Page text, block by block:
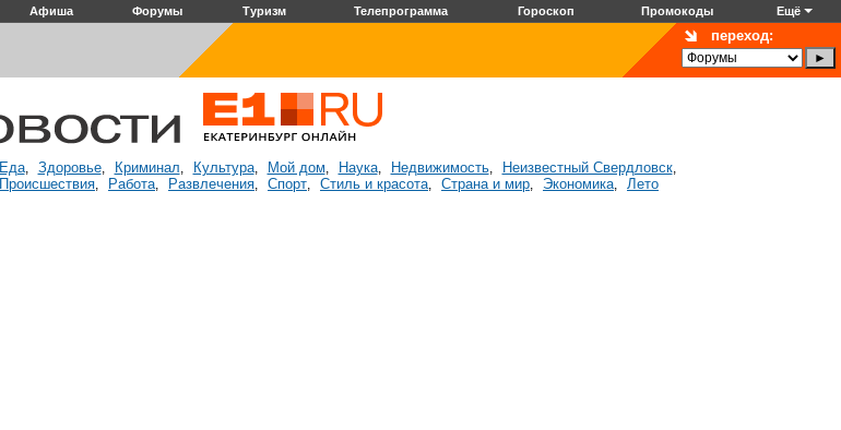
Афиша Форумы Туризм Телепрограмма Гороскоп Промокоды Ещё
переход:
Еда, Здоровье, Криминал, Культура, Мой дом, Наука, Недвижимость, Неизвестный Свердловск,
Происшествия, Работа, Развлечения, Спорт, Стиль и красота, Страна и мир, Экономика, Лето